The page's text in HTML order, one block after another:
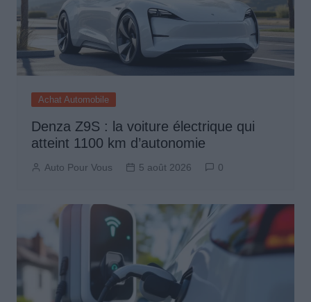
Achat Automobile
Denza Z9S : la voiture électrique qui
atteint 1100 km d’autonomie
Auto Pour Vous 5 août 2026 0